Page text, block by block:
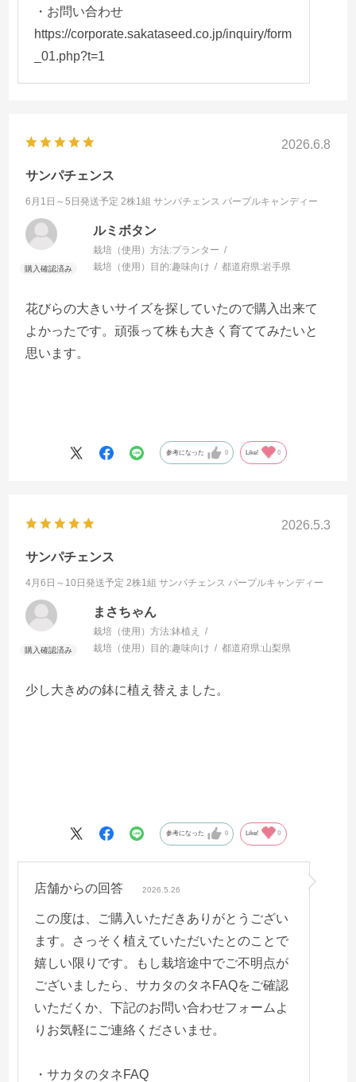
・お問い合わせ
https://corporate.sakataseed.co.jp/inquiry/form
_01.php?t=1
2026.6.8
サンパチェンス
6月1日～5日発送予定 2株1組 サンパチェンス パープルキャンディー
ルミボタン
栽培（使用）方法:プランター
栽培（使用）目的:趣味向け 都道府県:岩手県
花びらの大きいサイズを探していたので購入出来て
よかったです。頑張って株も大きく育ててみたいと
思います。
参考になった 0 Like! 0
2026.5.3
サンパチェンス
4月6日～10日発送予定 2株1組 サンパチェンス パープルキャンディー
まさちゃん
栽培（使用）方法:鉢植え
栽培（使用）目的:趣味向け 都道府県:山梨県
少し大きめの鉢に植え替えました。
参考になった 0 Like! 0
店舗からの回答 2026.5.26
この度は、ご購入いただきありがとうござい
ます。さっそく植えていただいたとのことで
嬉しい限りです。もし栽培途中でご不明点が
ございましたら、サカタのタネFAQをご確認
いただくか、下記のお問い合わせフォームよ
りお気軽にご連絡くださいませ。
・サカタのタネFAQ